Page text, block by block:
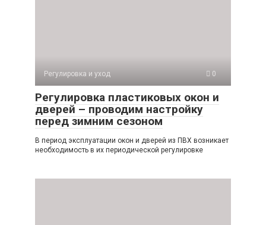
Регулировка и уход 0
Регулировка пластиковых окон и
дверей – проводим настройку
перед зимним сезоном
В период эксплуатации окон и дверей из ПВХ возникает
необходимость в их периодической регулировке